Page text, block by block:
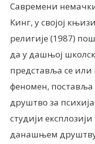
Савремени
Кинг, у својој
религије (1987)
да у дашњој
представља се
феномен,
друштво за
студији
данашњем